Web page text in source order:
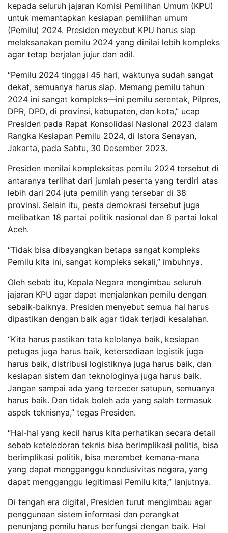
kepada seluruh jajaran Komisi Pemilihan Umum (KPU)
untuk memantapkan kesiapan pemilihan umum
(Pemilu) 2024. Presiden meyebut KPU harus siap
melaksanakan pemilu 2024 yang dinilai lebih kompleks
agar tetap berjalan jujur dan adil.
“Pemilu 2024 tinggal 45 hari, waktunya sudah sangat
dekat, semuanya harus siap. Memang pemilu tahun
2024 ini sangat kompleks—ini pemilu serentak, Pilpres,
DPR, DPD, di provinsi, kabupaten, dan kota,” ucap
Presiden pada Rapat Konsolidasi Nasional 2023 dalam
Rangka Kesiapan Pemilu 2024, di Istora Senayan,
Jakarta, pada Sabtu, 30 Desember 2023.
Presiden menilai kompleksitas pemilu 2024 tersebut di
antaranya terlihat dari jumlah peserta yang terdiri atas
lebih dari 204 juta pemilih yang tersebar di 38
provinsi. Selain itu, pesta demokrasi tersebut juga
melibatkan 18 partai politik nasional dan 6 partai lokal
Aceh.
“Tidak bisa dibayangkan betapa sangat kompleks
Pemilu kita ini, sangat kompleks sekali,” imbuhnya.
Oleh sebab itu, Kepala Negara mengimbau seluruh
jajaran KPU agar dapat menjalankan pemilu dengan
sebaik-baiknya. Presiden menyebut semua hal harus
dipastikan dengan baik agar tidak terjadi kesalahan.
“Kita harus pastikan tata kelolanya baik, kesiapan
petugas juga harus baik, ketersediaan logistik juga
harus baik, distribusi logistiknya juga harus baik, dan
kesiapan sistem dan teknologinya juga harus baik.
Jangan sampai ada yang tercecer satupun, semuanya
harus baik. Dan tidak boleh ada yang salah termasuk
aspek teknisnya,” tegas Presiden.
“Hal-hal yang kecil harus kita perhatikan secara detail
sebab keteledoran teknis bisa berimplikasi politis, bisa
berimplikasi politik, bisa merembet kemana-mana
yang dapat mengganggu kondusivitas negara, yang
dapat mengganggu legitimasi Pemilu kita,” lanjutnya.
Di tengah era digital, Presiden turut mengimbau agar
penggunaan sistem informasi dan perangkat
penunjang pemilu harus berfungsi dengan baik. Hal